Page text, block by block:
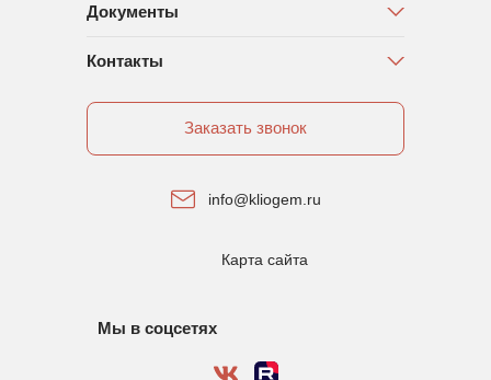
Документы
Контакты
Заказать звонок
info@kliogem.ru
Карта сайта
Мы в соцсетях